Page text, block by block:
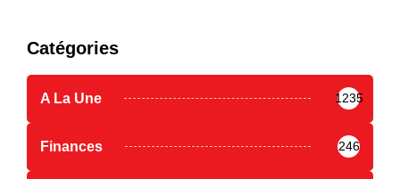
Catégories
A La Une 1235
Finances 246